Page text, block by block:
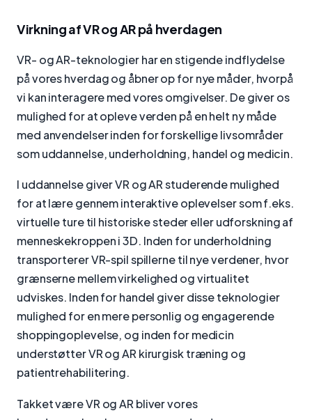
Virkning af VR og AR på hverdagen
VR- og AR-teknologier har en stigende indflydelse
på vores hverdag og åbner op for nye måder, hvorpå
vi kan interagere med vores omgivelser. De giver os
mulighed for at opleve verden på en helt ny måde
med anvendelser inden for forskellige livsområder
som uddannelse, underholdning, handel og medicin.
I uddannelse giver VR og AR studerende mulighed
for at lære gennem interaktive oplevelser som f.eks.
virtuelle ture til historiske steder eller udforskning af
menneskekroppen i 3D. Inden for underholdning
transporterer VR-spil spillerne til nye verdener, hvor
grænserne mellem virkelighed og virtualitet
udviskes. Inden for handel giver disse teknologier
mulighed for en mere personlig og engagerende
shoppingoplevelse, og inden for medicin
understøtter VR og AR kirurgisk træning og
patientrehabilitering.
Takket være VR og AR bliver vores